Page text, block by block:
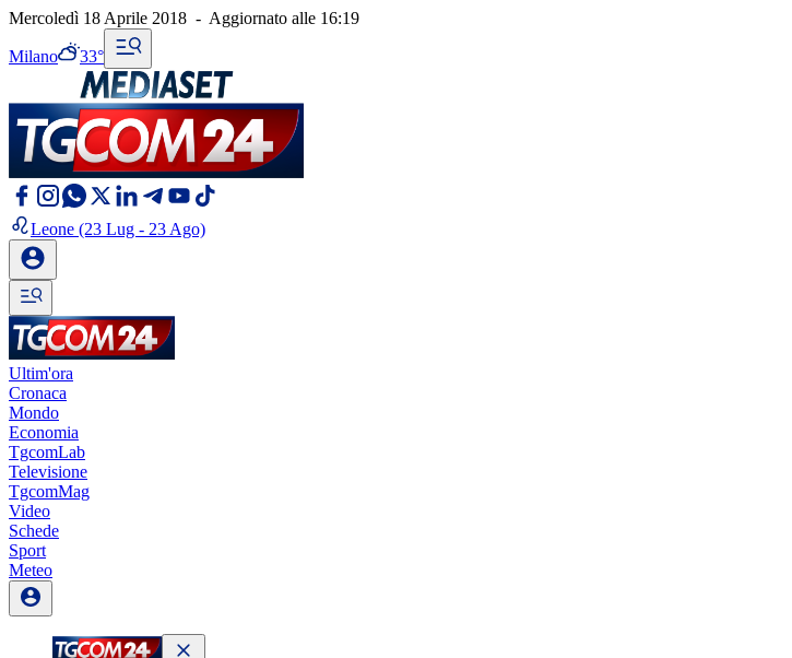
Mercoledì 18 Aprile 2018 - Aggiornato alle 16:19
Milano 33°
Leone (23 Lug - 23 Ago)
Ultim'ora
Cronaca
Mondo
Economia
TgcomLab
Televisione
TgcomMag
Video
Schede
Sport
Meteo